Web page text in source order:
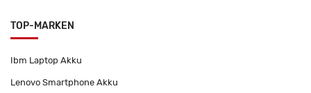
TOP-MARKEN
Ibm Laptop Akku
Lenovo Smartphone Akku